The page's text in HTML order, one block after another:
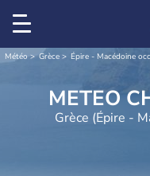
Météo Grèce Épire - Macédoine
Grèce (Épire -